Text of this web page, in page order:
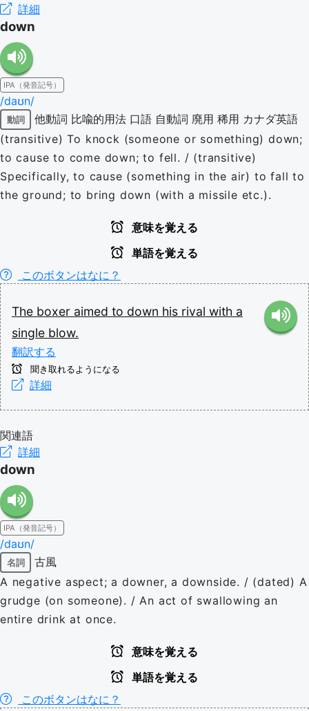
詳細
down
IPA（発音記号）
/daʊn/
動詞 他動詞 比喩的用法 口語 自動詞 廃用 稀用 カナダ英語
(transitive) To knock (someone or something) down;
to cause to come down; to fell. / (transitive)
Specifically, to cause (something in the air) to fall to
the ground; to bring down (with a missile etc.).
意味を覚える
単語を覚える
このボタンはなに？
The boxer aimed to down his rival with a
single blow.
翻訳する
聞き取れるようになる
詳細
関連語
詳細
down
IPA（発音記号）
/daʊn/
名詞
古風
A negative aspect; a downer, a downside. / (dated) A
grudge (on someone). / An act of swallowing an
entire drink at once.
意味を覚える
単語を覚える
このボタンはなに？